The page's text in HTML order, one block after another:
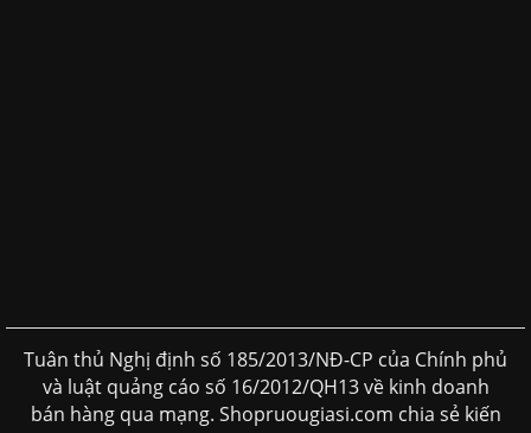
Tuân thủ Nghị định số 185/2013/NĐ-CP của Chính phủ
và luật quảng cáo số 16/2012/QH13 về kinh doanh
bán hàng qua mạng. Shopruougiasi.com chia sẻ kiến